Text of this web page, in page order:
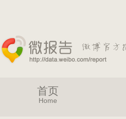
首页
Home